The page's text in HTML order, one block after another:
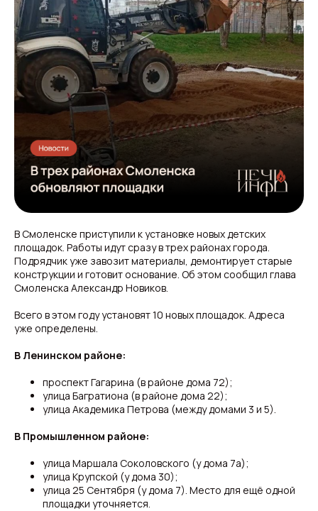
В Смоленске приступили к установке новых детских
площадок. Работы идут сразу в трех районах города.
Подрядчик уже завозит материалы, демонтирует старые
конструкции и готовит основание. Об этом сообщил глава
Смоленска Александр Новиков.
Всего в этом году установят 10 новых площадок. Адреса
уже определены.
В Ленинском районе:
проспект Гагарина (в районе дома 72);
улица Багратиона (в районе дома 22);
улица Академика Петрова (между домами 3 и 5).
В Промышленном районе:
улица Маршала Соколовского (у дома 7а);
улица Крупской (у дома 30);
улица 25 Сентября (у дома 7). Место для ещё одной
площадки уточняется.